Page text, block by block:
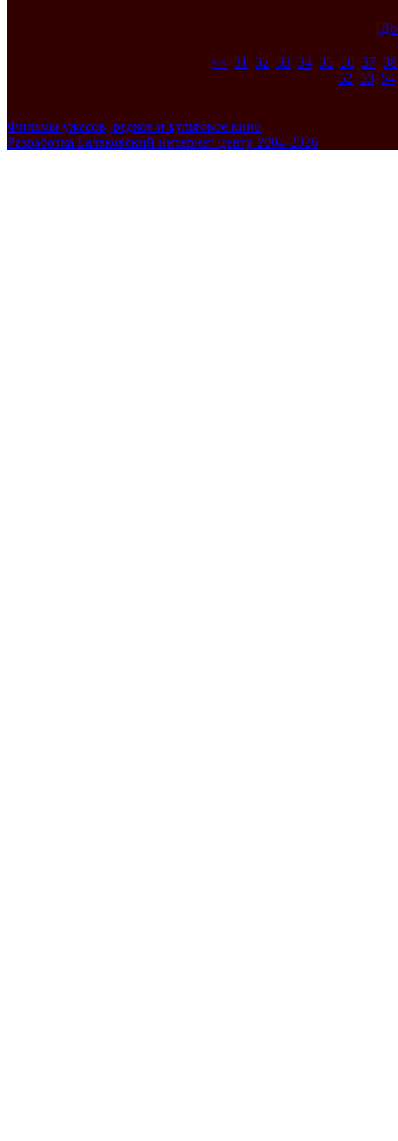
<< 31 32 33 34 35 36 37 38
52 53 54
Фильмы ужасов, редкое и культовое кино
Разработка Балаковский интернет центр 2004-2026